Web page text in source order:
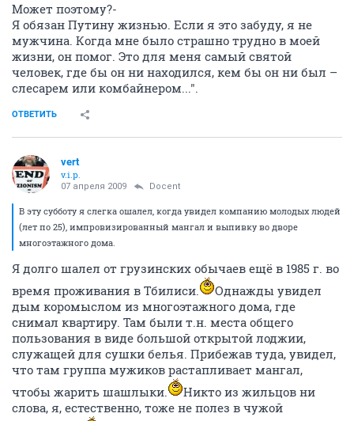
Может поэтому?-
Я обязан Путину жизнью. Если я это забуду, я не
мужчина. Когда мне было страшно трудно в моей
жизни, он помог. Это для меня самый святой
человек, где бы он ни находился, кем бы он ни был –
слесарем или комбайнером...".
ОТВЕТИТЬ
vert
v.i.p.
07 апреля 2009 Docent
В эту субботу я слегка ошалел, когда увидел компанию молодых людей
(лет по 25), импровизированный мангал и выпивку во дворе
многоэтажного дома.
Я долго шалел от грузинских обычаев ещё в 1985 г. во
время проживания в Тбилиси.
Однажды увидел
дым коромыслом из многоэтажного дома, где
снимал квартиру. Там были т.н. места общего
пользования в виде большой открытой лоджии,
служащей для сушки белья. Прибежав туда, увидел,
что там группа мужиков растапливает мангал,
чтобы жарить шашлыки.
Никто из жильцов ни
слова, я, естественно, тоже не полез в чужой